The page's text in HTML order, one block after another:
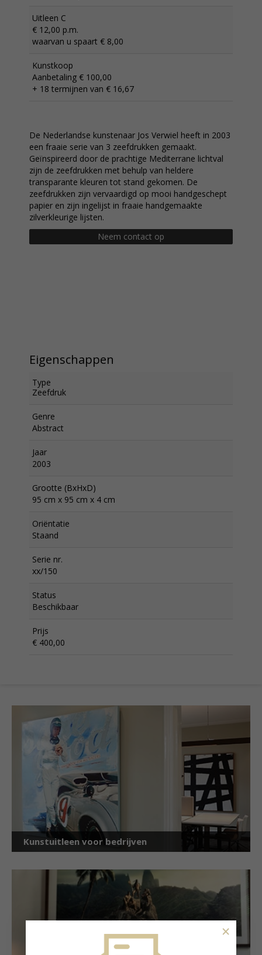
Uitleen C
€ 12,00 p.m.
waarvan u spaart € 8,00
Kunstkoop
Aanbetaling € 100,00
+ 18 termijnen van € 16,67
De Nederlandse kunstenaar Jos Verwiel heeft in 2003
een fraaie serie van 3 zeefdrukken gemaakt.
Geïnspireerd door de prachtige Mediterrane lichtval
zijn de zeefdrukken met behulp van heldere
transparante kleuren tot stand gekomen. De
zeefdrukken zijn vervaardigd op mooi handgeschept
papier en zijn ingelijst in fraaie handgemaakte
zilverkleurige lijsten.
Neem contact op
Eigenschappen
Type
Zeefdruk
Genre
Abstract
Jaar
2003
Grootte (BxHxD)
95 cm x 95 cm x 4 cm
Oriëntatie
Staand
Serie nr.
xx/150
Status
Beschikbaar
Prijs
€ 400,00
Kunstuitleen voor bedrijven
×